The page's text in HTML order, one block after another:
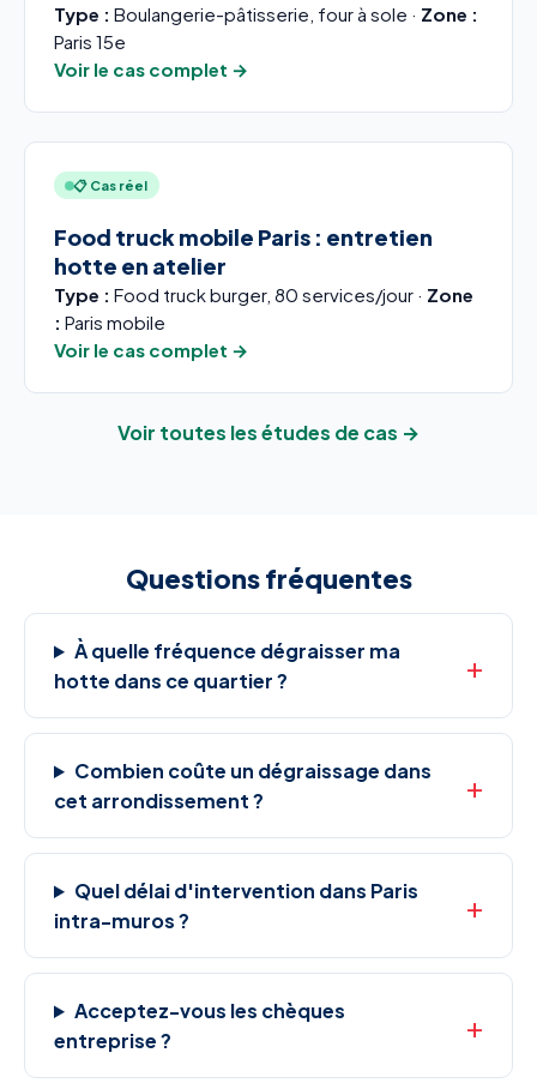
Type : Boulangerie-pâtisserie, four à sole · Zone :
Paris 15e
Voir le cas complet →
📋 Cas réel
Food truck mobile Paris : entretien
hotte en atelier
Type : Food truck burger, 80 services/jour · Zone
: Paris mobile
Voir le cas complet →
Voir toutes les études de cas →
Questions fréquentes
À quelle fréquence dégraisser ma
hotte dans ce quartier ?
Combien coûte un dégraissage dans
cet arrondissement ?
Quel délai d'intervention dans Paris
intra-muros ?
Acceptez-vous les chèques
entreprise ?